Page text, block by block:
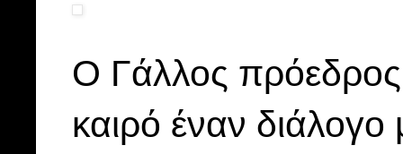
Ο Γάλλος πρόεδρος
καιρό έναν